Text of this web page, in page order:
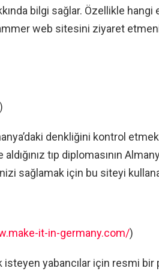
bilgi sağlar. Özellikle hangi
web sitesini ziyaret
)
denkliğini kontrol
tıp diplomasının
sağlamak için bu siteyi
it-in-germany.com/)
isteyen yabancılar için resmi